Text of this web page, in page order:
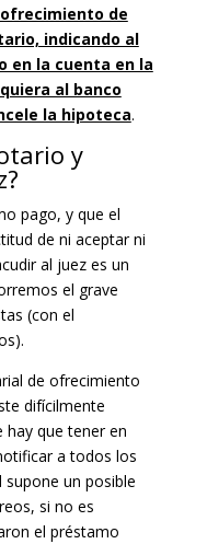
de
indicando al
en la cuenta en la
al banco
la hipoteca.
y
pago, y que el
de ni aceptar ni
al juez es un
el grave
(con el
de ofrecimiento
difícilmente
hay que tener en
a todos los
un posible
si no es
el préstamo